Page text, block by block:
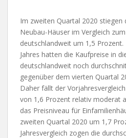
Im zweiten Quartal 2020 stiegen
Neubau-Häuser im Vergleich
deutschlandweit um 1,5
Jahres hatten die Kaufpreise in
deutschlandweit noch
gegenüber dem vierten Quartal
Daher fällt der
von 1,6 Prozent relativ moderat
das Preisniveau für
zweiten Quartal 2020 um 1,7
Jahresvergleich zogen die